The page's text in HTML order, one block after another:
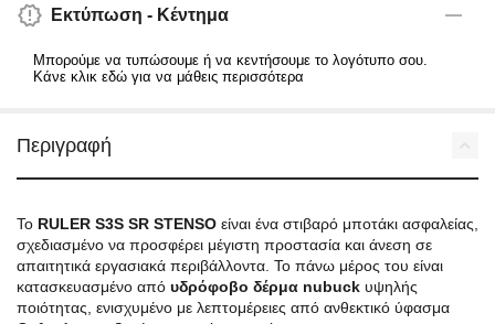
Εκτύπωση - Κέντημα
Μπορούμε να τυπώσουμε ή να κεντήσουμε το λογότυπο σου.
Κάνε κλικ εδώ για να μάθεις περισσότερα
Περιγραφή
Το RULER S3S SR STENSO είναι ένα στιβαρό μποτάκι ασφαλείας,
σχεδιασμένο να προσφέρει μέγιστη προστασία και άνεση σε
απαιτητικά εργασιακά περιβάλλοντα. Το πάνω μέρος του είναι
κατασκευασμένο από υδρόφοβο δέρμα nubuck υψηλής
ποιότητας, ενισχυμένο με λεπτομέρειες από ανθεκτικό ύφασμα